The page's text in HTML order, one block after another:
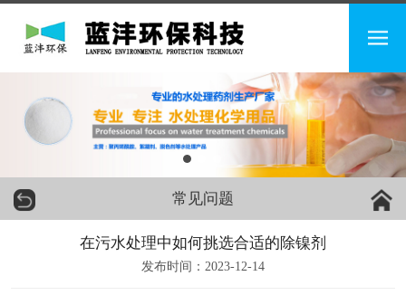
常见问题
在污水处理中如何挑选合适的除镍剂
发布时间：2023-12-14